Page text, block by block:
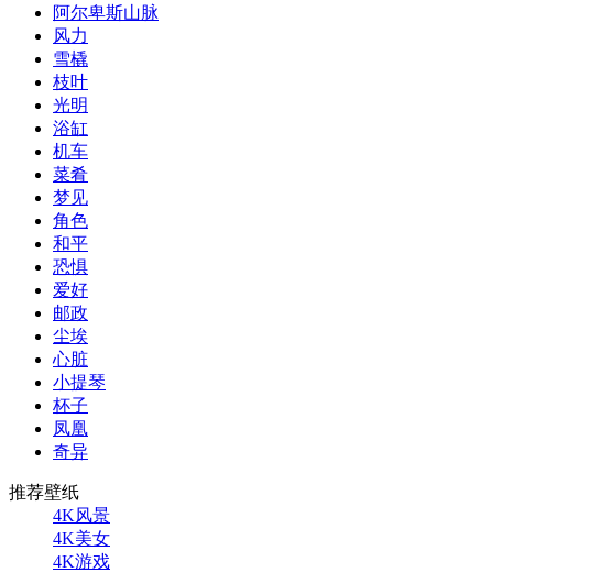
阿尔卑斯山脉
风力
雪橇
枝叶
光明
浴缸
机车
菜肴
梦见
角色
和平
恐惧
爱好
邮政
尘埃
心脏
小提琴
杯子
凤凰
奇异
推荐壁纸
4K风景
4K美女
4K游戏